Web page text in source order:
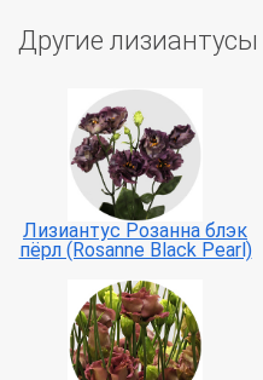
Другие лизиантусы
Лизиантус Розанна блэк
пёрл (Rosanne Black Pearl)